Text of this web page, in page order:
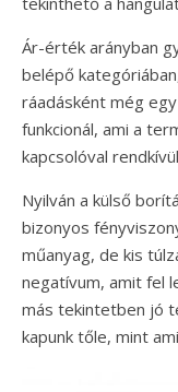
Ár-érték arányban
belépő
ráadásként még
funkcionál, ami a
kapcsolóval
Nyilván a külső
bizonyos
műanyag, de kis
negatívum, amit fel
más tekintetben jó
kapunk tőle, mint